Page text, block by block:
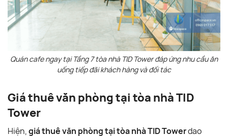
Quán cafe ngay tại Tầng 7 tòa nhà TID Tower đáp ứng nhu cầu ăn
uống tiếp đãi khách hàng và đối tác
Giá thuê văn phòng tại tòa nhà TID
Tower
Hiện,giá thuê văn phòng tại tòa nhà TID Towerdao